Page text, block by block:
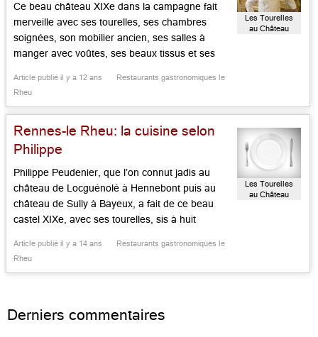
Ce beau château XIXe dans la campagne fait
merveille avec ses tourelles, ses chambres
soignées, son mobilier ancien, ses salles à
manger avec voûtes, ses beaux tissus et ses
tandis que le service s’efforce de suivre le
cuisine soignée, bretonne, […]...
Article publié il y a 12 ans
Restaurants gastronomiques le
Rheu
Les Tourelles
au Château
Rennes-le Rheu: la cuisine selon
Philippe
Philippe Peudenier, que l’on connut jadis au
château de Locguénolé à Hennebont puis au
château de Sully à Bayeux, a fait de ce beau
castel XIXe, avec ses tourelles, sis à huit
gourmande de qualité. Le lieu a été rénové avec
Article publié il y a 14 ans
Restaurants gastronomiques le
Rheu
Les Tourelles
au Château
Derniers commentaires